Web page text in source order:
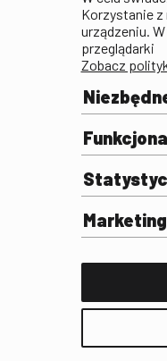
Biogramy.pl. Polski Portal
Filmoteka Szkolna
Olimpiada Wiedzy o Filmie i
Komunikacji Społecznej
Repozytorium Cyfrowe
Wynajem przestrzeni FINA
Korzystanie z
urządzeniu.
przeglądarki
Zobacz